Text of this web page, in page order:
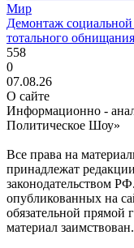
Мир
Демонтаж
тотального
558
0
07.08.26
О сайте
Информационно -
Политическое Шоу»
Все права на
принадлежат
законодательством
опубликованных на
обязательной прямой
материал заимствован.